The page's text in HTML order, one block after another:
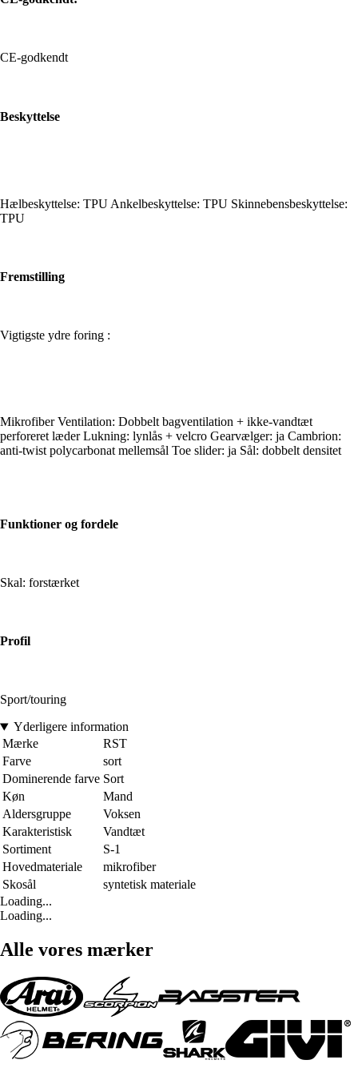
CE-godkendt
Beskyttelse
Hælbeskyttelse: TPU Ankelbeskyttelse: TPU Skinnebensbeskyttelse:
TPU
Fremstilling
Vigtigste ydre foring :
Mikrofiber Ventilation: Dobbelt bagventilation + ikke-vandtæt
perforeret læder Lukning: lynlås + velcro Gearvælger: ja Cambrion:
anti-twist polycarbonat mellemsål Toe slider: ja Sål: dobbelt densitet
Funktioner og fordele
Skal: forstærket
Profil
Sport/touring
Yderligere information
Mærke
RST
Farve
sort
Dominerende farve Sort
Køn
Mand
Aldersgruppe
Voksen
Karakteristisk
Vandtæt
Sortiment
S-1
Hovedmateriale
mikrofiber
Skosål
syntetisk materiale
Loading...
Loading...
Alle vores mærker